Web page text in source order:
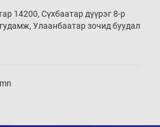
мин
мин
14200, Сүхбаатар дүүрэг 8-р
Улаанбаатар зочид буудал